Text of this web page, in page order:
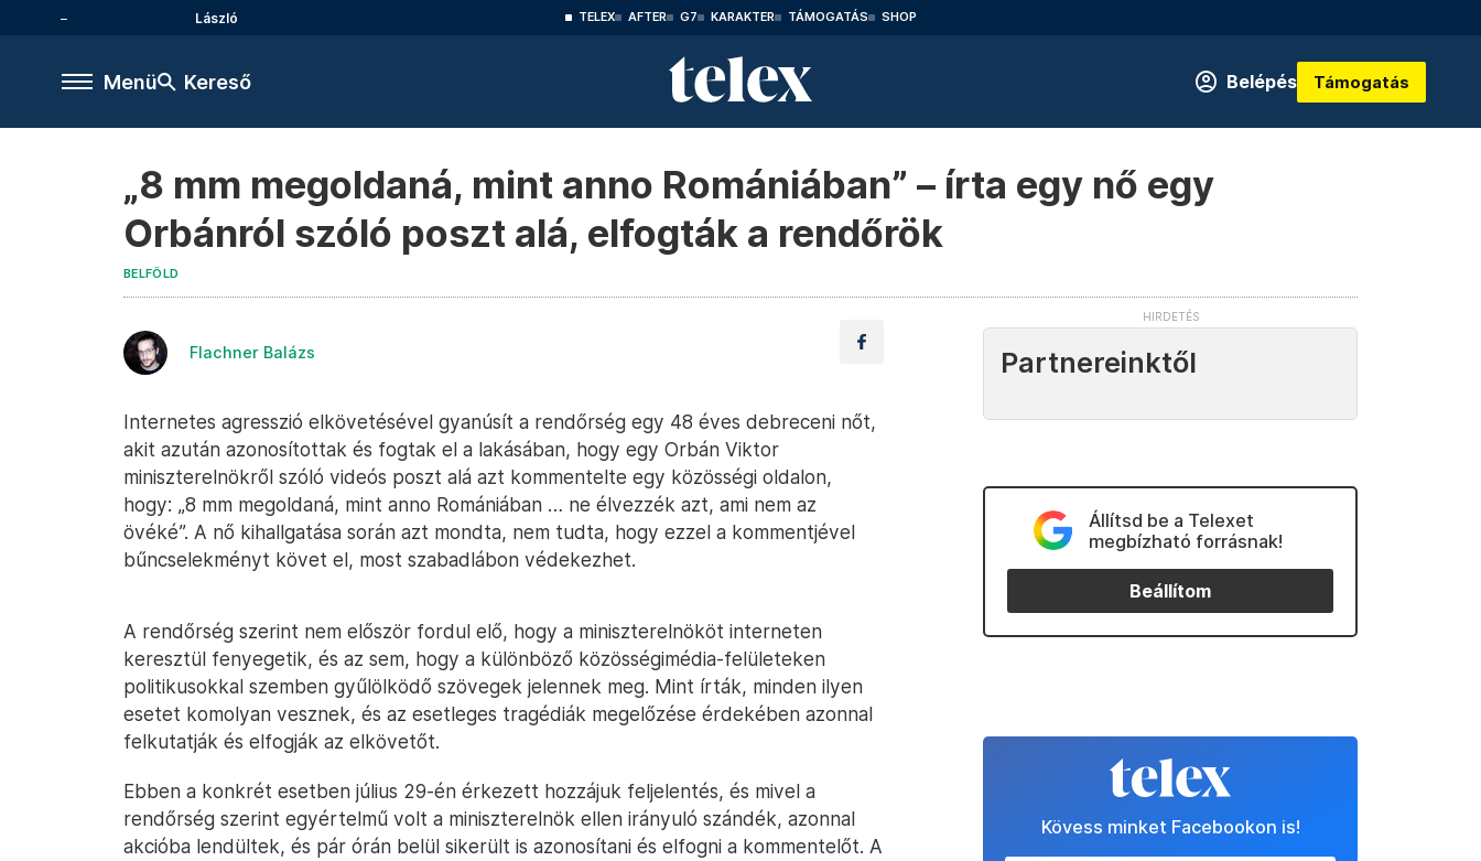
László TELEX AFTER G7 KARAKTER TÁMOGATÁS SHOP
Menü Kereső Belépés Támogatás
„8 mm megoldaná, mint anno Romániában” – írta egy nő egy
Orbánról szóló poszt alá, elfogták a rendőrök
BELFÖLD
Flachner Balázs
Internetes agresszió elkövetésével gyanúsít a rendőrség egy 48 éves debreceni nőt,
akit azután azonosítottak és fogtak el a lakásában, hogy egy Orbán Viktor
miniszterelnökről szóló videós poszt alá azt kommentelte egy közösségi oldalon,
hogy: „8 mm megoldaná, mint anno Romániában … ne élvezzék azt, ami nem az
övéké”. A nő kihallgatása során azt mondta, nem tudta, hogy ezzel a kommentjével
bűncselekményt követ el, most szabadlábon védekezhet.
A rendőrség szerint nem először fordul elő, hogy a miniszterelnököt interneten
keresztül fenyegetik, és az sem, hogy a különböző közösségimédia-felületeken
politikusokkal szemben gyűlölködő szövegek jelennek meg. Mint írták, minden ilyen
esetet komolyan vesznek, és az esetleges tragédiák megelőzése érdekében azonnal
felkutatják és elfogják az elkövetőt.
Ebben a konkrét esetben július 29-én érkezett hozzájuk feljelentés, és mivel a
rendőrség szerint egyértelmű volt a miniszterelnök ellen irányuló szándék, azonnal
akcióba lendültek, és pár órán belül sikerült is azonosítani és elfogni a kommentelőt. A
Partnereinktől
Állítsd be a Telexet
megbízható forrásnak!
Beállítom
Kövess minket Facebookon is!